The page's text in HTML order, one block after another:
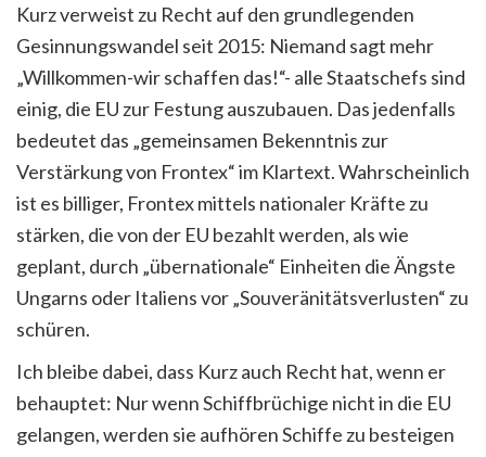
Kurz verweist zu Recht auf den grundlegenden
Gesinnungswandel seit 2015: Niemand sagt mehr
„Willkommen-wir schaffen das!“- alle Staatschefs sind
einig, die EU zur Festung auszubauen. Das jedenfalls
bedeutet das „gemeinsamen Bekenntnis zur
Verstärkung von Frontex“ im Klartext. Wahrscheinlich
ist es billiger, Frontex mittels nationaler Kräfte zu
stärken, die von der EU bezahlt werden, als wie
geplant, durch „übernationale“ Einheiten die Ängste
Ungarns oder Italiens vor „Souveränitätsverlusten“ zu
schüren.
Ich bleibe dabei, dass Kurz auch Recht hat, wenn er
behauptet: Nur wenn Schiffbrüchige nicht in die EU
gelangen, werden sie aufhören Schiffe zu besteigen